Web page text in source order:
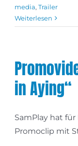
media, Trailer
Weiterlesen
in Aying“
SamPlay hat für
Promoclip mit